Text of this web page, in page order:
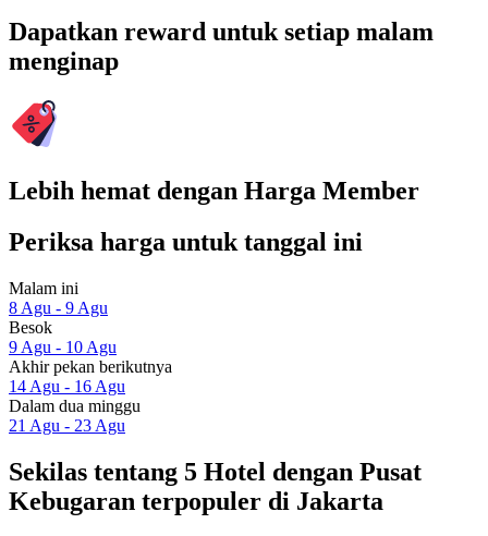
Dapatkan reward untuk setiap malam
menginap
Lebih hemat dengan Harga Member
Periksa harga untuk tanggal ini
Malam ini
8 Agu - 9 Agu
Besok
9 Agu - 10 Agu
Akhir pekan berikutnya
14 Agu - 16 Agu
Dalam dua minggu
21 Agu - 23 Agu
Sekilas tentang 5 Hotel dengan Pusat
Kebugaran terpopuler di Jakarta